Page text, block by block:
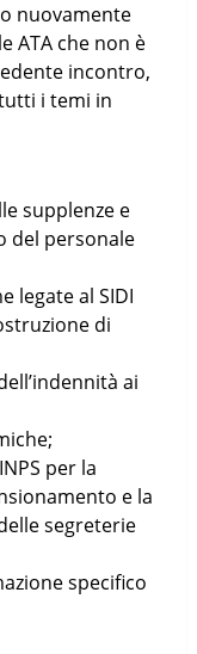
nuovamente
ATA che non è
incontro,
i temi in
supplenze e
del personale
legate al SIDI
di
ai
per la
e la
segreterie
specifico